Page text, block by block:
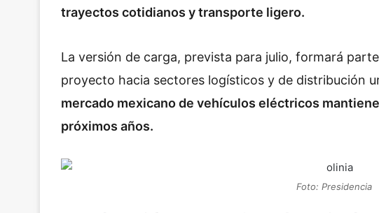
trayectos cotidianos y transporte ligero.
La versión de carga, prevista para julio, formará
proyecto hacia sectores logísticos y de distribución
mercado mexicano de vehículos eléctricos
próximos años.
Foto: Presidencia